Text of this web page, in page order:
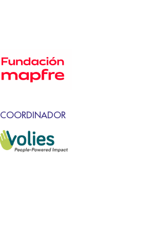
COORDINADOR